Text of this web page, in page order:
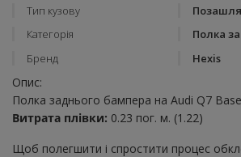
Тип кузову
Категорія
Полка
Бренд
Hexis
Опис:
Полка заднього бампера на Audi Q7
Витрата плівки: 0.23 пог. м. (1.22)
Щоб полегшити і спростити процес